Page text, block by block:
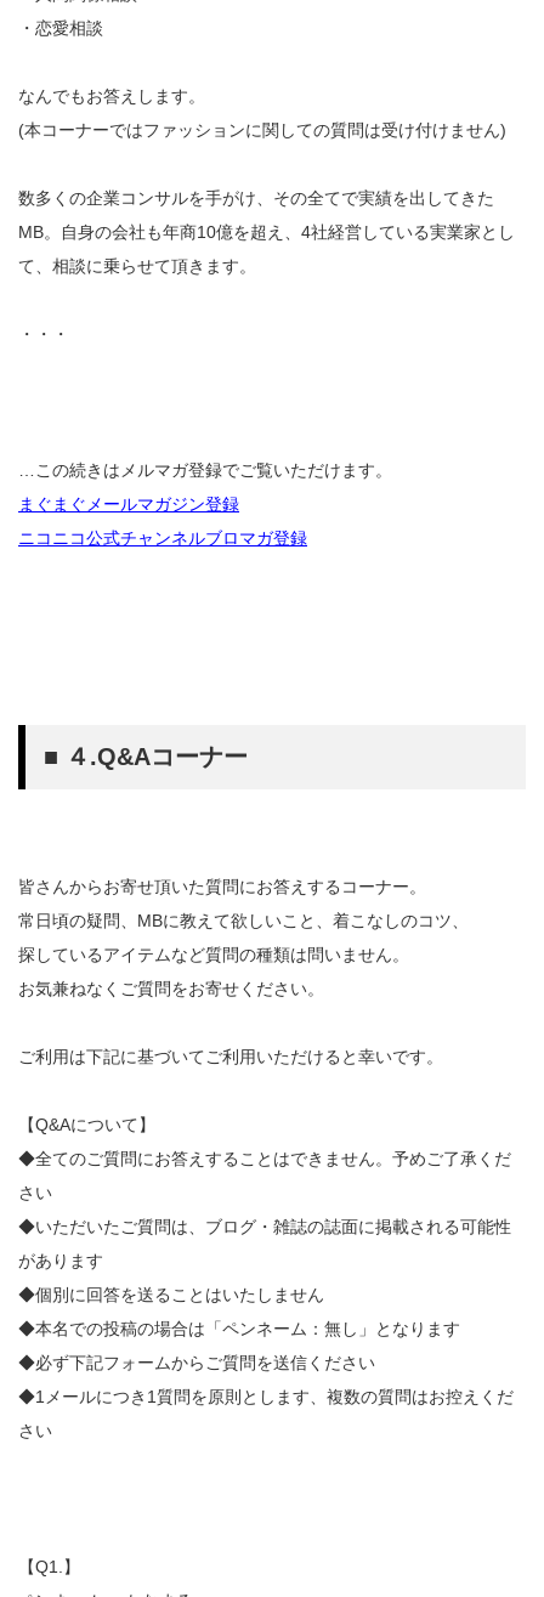
・恋愛相談
なんでもお答えします。
(本コーナーではファッションに関しての質問は受け付けません)
数多くの企業コンサルを手がけ、その全てで実績を出してきた
MB。自身の会社も年商10億を超え、4社経営している実業家とし
て、相談に乗らせて頂きます。
・・・
…この続きはメルマガ登録でご覧いただけます。
まぐまぐメールマガジン登録
ニコニコ公式チャンネルブロマガ登録
■ ４.Q&Aコーナー
皆さんからお寄せ頂いた質問にお答えするコーナー。
常日頃の疑問、MBに教えて欲しいこと、着こなしのコツ、
探しているアイテムなど質問の種類は問いません。
お気兼ねなくご質問をお寄せください。
ご利用は下記に基づいてご利用いただけると幸いです。
【Q&Aについて】
◆全てのご質問にお答えすることはできません。予めご了承くだ
さい
◆いただいたご質問は、ブログ・雑誌の誌面に掲載される可能性
があります
◆個別に回答を送ることはいたしません
◆本名での投稿の場合は「ペンネーム：無し」となります
◆必ず下記フォームからご質問を送信ください
◆1メールにつき1質問を原則とします、複数の質問はお控えくだ
さい
【Q1.】